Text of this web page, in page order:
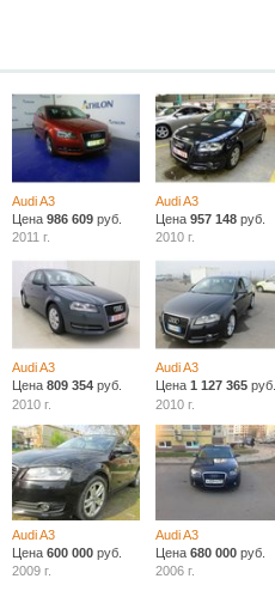
Audi A3
Цена 986 609руб.
2011 г.
Audi A3
Цена 957 148руб.
2010 г.
Audi A3
Цена 809 354руб.
2010 г.
Audi A3
Цена 1 127 365руб.
2010 г.
Audi A3
Цена 600 000руб.
2009 г.
Audi A3
Цена 680 000руб.
2006 г.